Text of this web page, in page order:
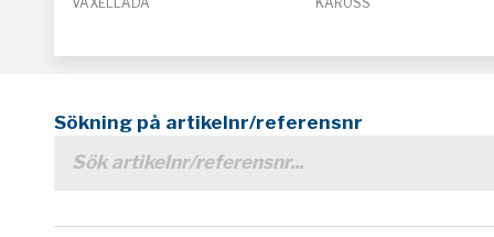
Sökning på artikelnr/referensnr